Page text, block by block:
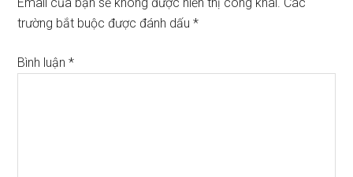
trường bắt buộc được đánh dấu*
Bình luận*